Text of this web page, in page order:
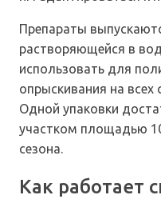
Препараты
растворяющейся в
использовать для
опрыскивания на всех
Одной упаковки
участком площадью
сезона.
Как работает